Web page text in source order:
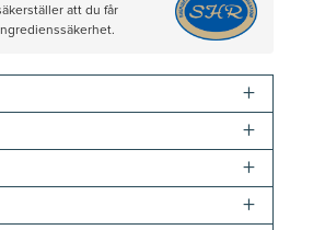
att du får
+
+
+
+